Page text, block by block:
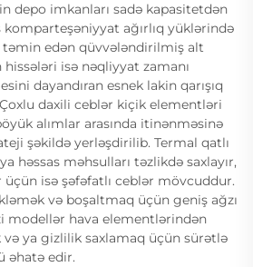
depo imkanları sadə kapasitetdən
komparteşəniyyat ağırlıq yüklərində
təmin edən qüvvələndirilmiş alt
hissələri isə nəqliyyat zamanı
dayandıran esnek lakin qarışıq
daxili ceblər kiçik elementləri
alımlar arasında itinənməsinə
şəkildə yerləşdirilib. Termal qatlı
həssas məhsulları təzlikdə saxlayır,
isə şəfəfatlı ceblər mövcuddur.
və boşaltmaq üçün geniş ağzı
modellər hava elementlərindən
ya gizlilik saxlamaq üçün sürətlə
əhatə edir.